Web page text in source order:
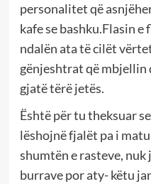
personalitet që
kafe se bashku.Flasin e
ndalën ata të cilët
gënjeshtrat që mbjellin
gjatë tërë jetës.
Është për tu theksuar
lëshojnë fjalët pa i
shumtën e rasteve,
burrave por aty- këtu